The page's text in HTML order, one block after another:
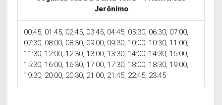
Jerônimo
00:45, 01:45, 02:45, 03:45, 04:45, 05:30, 06:30, 07:00,
07:30, 08:00, 08:30, 09:00, 09:30, 10:00, 10:30, 11:00,
11:30, 12:00, 12:30, 13:00, 13:30, 14:00, 14:30, 15:00,
15:30, 16:00, 16:30, 17:00, 17:30, 18:00, 18:30, 19:00,
19:30, 20:00, 20:30, 21:00, 21:45, 22:45, 23:45